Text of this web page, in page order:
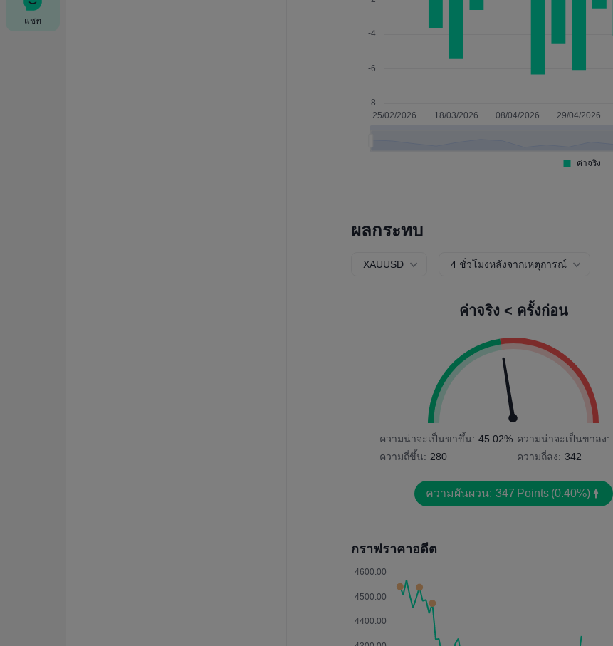
แชท
ผลกระทบ
XAUUSD 4 ชั่วโมงหลังจากเหตุการณ์
ค่าจริง < ครั้งก่อน
ความน่าจะเป็นขาขึ้น: 45.02%
ความถี่ขึ้น: 280
ความน่าจะเป็นขาลง:
ความถี่ลง: 342
ความผันผวน: 347 Points (0.40%)
กราฟราคาอดีต